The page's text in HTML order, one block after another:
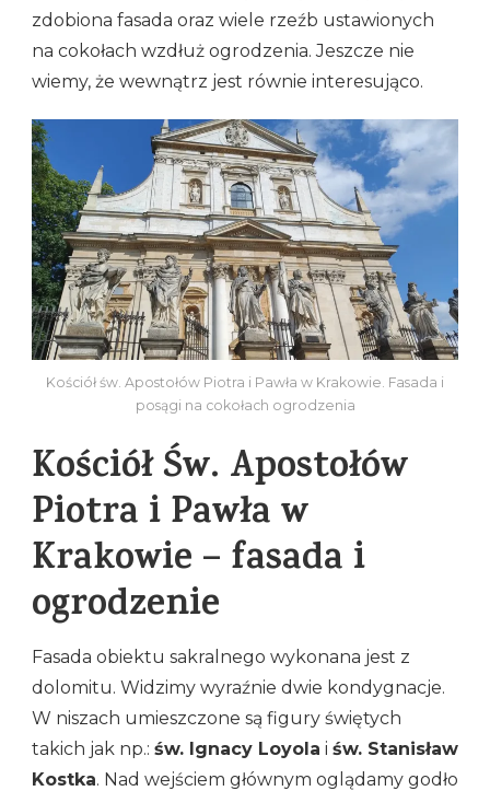
zdobiona fasada oraz wiele rzeźb ustawionych
na cokołach wzdłuż ogrodzenia. Jeszcze nie
wiemy, że wewnątrz jest równie interesująco.
Kościół św. Apostołów Piotra i Pawła w Krakowie. Fasada i
posągi na cokołach ogrodzenia
Kościół Św. Apostołów
Piotra i Pawła w
Krakowie – fasada i
ogrodzenie
Fasada obiektu sakralnego wykonana jest z
dolomitu. Widzimy wyraźnie dwie kondygnacje.
W niszach umieszczone są figury świętych
takich jak np.: św. Ignacy Loyola i św. Stanisław
Kostka. Nad wejściem głównym oglądamy godło